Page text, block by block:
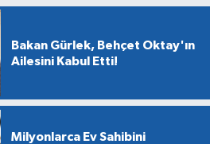
Bakan Gürlek, Behçet Oktay'ın
Ailesini Kabul Etti!
Milyonlarca Ev Sahibini